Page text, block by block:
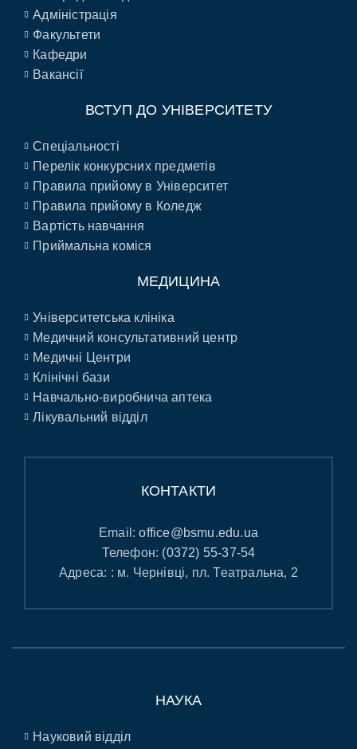
Адміністрація
Факультети
Кафедри
Вакансії
ВСТУП ДО УНІВЕРСИТЕТУ
Спеціальності
Перелік конкурсних предметів
Правила прийому в Університет
Правила прийому в Коледж
Вартість навчання
Приймальна коміся
МЕДИЦИНА
Університетська клініка
Медичний консультативний центр
Медичні Центри
Клінічні бази
Навчально-виробнича аптека
Лікувальний відділ
КОНТАКТИ
Email:office@bsmu.edu.ua
Телефон: (0372) 55-37-54
Адреса: : м. Чернівці, пл. Театральна, 2
НАУКА
Науковий відділ